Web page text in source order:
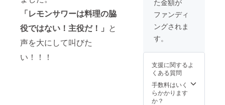
「レモンサワーは料理の脇
役ではない！主役だ！」 と
声を大にして叫びた
い！！！
い。
してい
ます。
②アプ
リ内特
初期協
バーと
して1年
間お名
前を入
賛メン
バーと
して1年
間お名
ていた
す！
※①の開
発支援
に関し
ては、
ファンディ
ングされま
す。
支援に関するよ
くある質問
手数料はいく
らかかります
か？